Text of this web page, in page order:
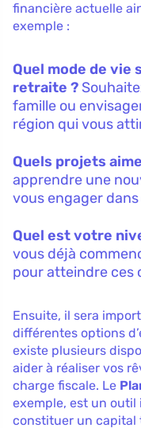
financière actuelle
exemple :
Quel mode de vie
retraite ?
famille ou
région qui vous
Quels projets
apprendre une
vous engager
Quel est votre
vous déjà
pour atteindre ces
Ensuite, il sera
différentes options
existe plusieurs
aider à réaliser vos
charge fiscale. Le
exemple, est un
constituer un capital